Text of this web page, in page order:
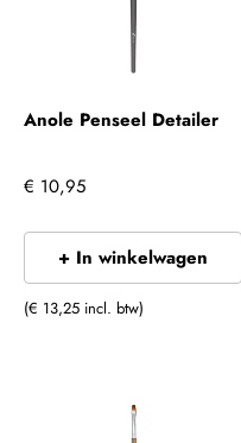
Anole Penseel Detailer
€ 10,95
+ In winkelwagen
(€ 13,25 incl. btw)